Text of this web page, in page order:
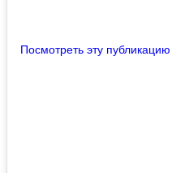
Посмотреть эту